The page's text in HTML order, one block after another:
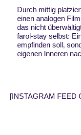
Durch mittig
einen analogen
das nicht
farol-stay selbst:
empfinden soll,
eigenen Inneren
[INSTAGRAM FEED